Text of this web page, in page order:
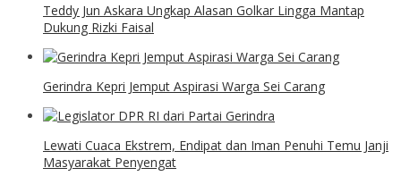
Teddy Jun Askara Ungkap Alasan Golkar Lingga Mantap
Dukung Rizki Faisal
Gerindra Kepri Jemput Aspirasi Warga Sei Carang
Lewati Cuaca Ekstrem, Endipat dan Iman Penuhi Temu Janji
Masyarakat Penyengat